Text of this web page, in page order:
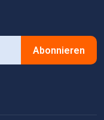
Abonnieren